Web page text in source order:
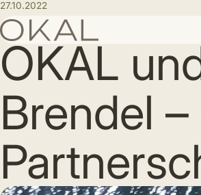
27.10.2022
OKAL
Brendel